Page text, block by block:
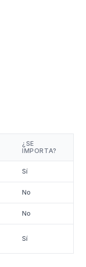
¿SE
IMPORTA?
Sí
No
No
Sí